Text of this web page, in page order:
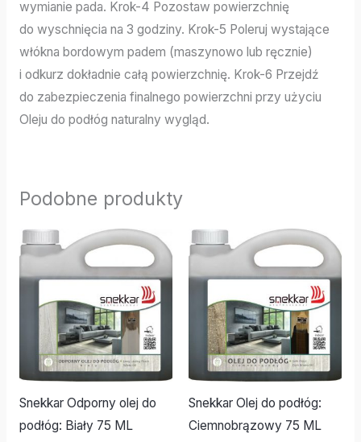
wymianie pada. Krok-4 Pozostaw powierzchnię
do wyschnięcia na 3 godziny. Krok-5 Poleruj wystające
włókna bordowym padem (maszynowo lub ręcznie)
i odkurz dokładnie całą powierzchnię. Krok-6 Przejdź
do zabezpieczenia finalnego powierzchni przy użyciu
Oleju do podłóg naturalny wygląd.
Podobne produkty
Snekkar Odporny olej do
podłóg: Biały 75 ML
Snekkar Olej do podłóg:
Ciemnobrązowy 75 ML